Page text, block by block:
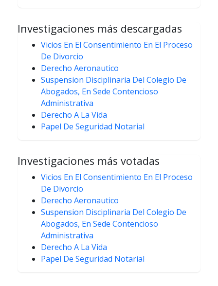
Investigaciones más descargadas
Vicios En El Consentimiento En El Proceso
De Divorcio
Derecho Aeronautico
Suspension Disciplinaria Del Colegio De
Abogados, En Sede Contencioso
Administrativa
Derecho A La Vida
Papel De Seguridad Notarial
Investigaciones más votadas
Vicios En El Consentimiento En El Proceso
De Divorcio
Derecho Aeronautico
Suspension Disciplinaria Del Colegio De
Abogados, En Sede Contencioso
Administrativa
Derecho A La Vida
Papel De Seguridad Notarial